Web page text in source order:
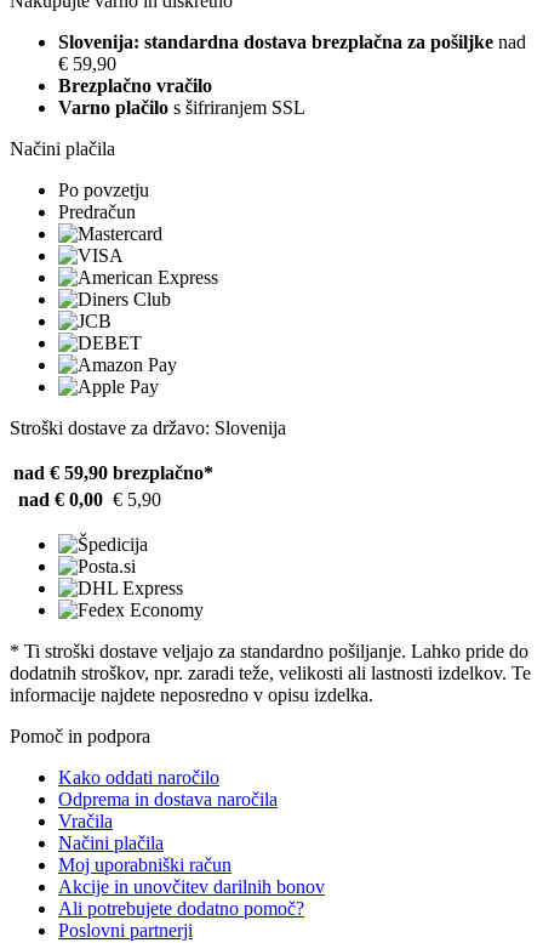
Slovenija: standardna dostava brezplačna za pošiljke nad
€ 59,90
Brezplačno vračilo
Varno plačilo s šifriranjem SSL
Načini plačila
Po povzetju
Predračun
Stroški dostave za državo: Slovenija
nad € 59,90 brezplačno*
nad € 0,00 € 5,90
* Ti stroški dostave veljajo za standardno pošiljanje. Lahko pride do
dodatnih stroškov, npr. zaradi teže, velikosti ali lastnosti izdelkov. Te
informacije najdete neposredno v opisu izdelka.
Pomoč in podpora
Kako oddati naročilo
Odprema in dostava naročila
Vračila
Načini plačila
Moj uporabniški račun
Akcije in unovčitev darilnih bonov
Ali potrebujete dodatno pomoč?
Poslovni partnerji